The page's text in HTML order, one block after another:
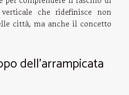
che ridefinisce non
città, ma anche il concetto
dell'arrampicata